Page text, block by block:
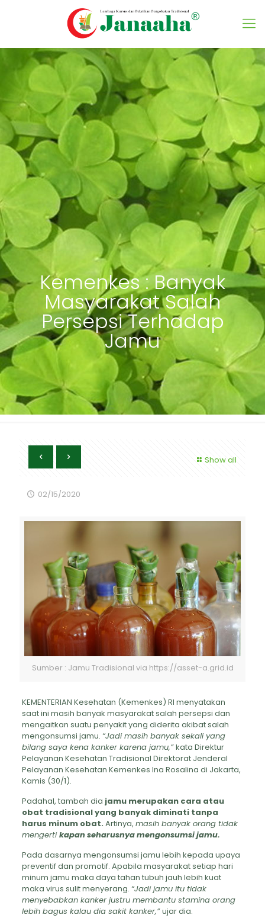
Kemenkes : Banyak
Masyarakat Salah
Persepsi Terhadap
Jamu
Show all
02/15/2020
Sumber : Jamu Tradisional via https://asset-a.grid.id
KEMENTERIAN Kesehatan (Kemenkes) RI menyatakan
saat ini masih banyak masyarakat salah persepsi dan
mengaitkan suatu penyakit yang diderita akibat salah
mengonsumsi jamu. “Jadi masih banyak sekali yang
bilang saya kena kanker karena jamu,”kata Direktur
Pelayanan Kesehatan Tradisional Direktorat Jenderal
Pelayanan Kesehatan Kemenkes Ina Rosalina di Jakarta,
Kamis (30/1).
Padahal, tambah dia jamu merupakan cara atau
obat tradisional yang banyak diminati tanpa
harus minum obat. Artinya, masih banyak orang tidak
mengertikapan seharusnya mengonsumsi jamu.
Pada dasarnya mengonsumsi jamu lebih kepada upaya
preventif dan promotif. Apabila masyarakat setiap hari
minum jamu maka daya tahan tubuh jauh lebih kuat
maka virus sulit menyerang. “Jadi jamu itu tidak
menyebabkan kanker justru membantu stamina orang
lebih bagus kalau dia sakit kanker,”ujar dia.